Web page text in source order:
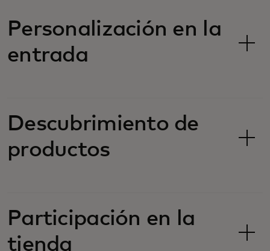
Personalización en la
entrada
Descubrimiento de
productos
Participación en la
tienda